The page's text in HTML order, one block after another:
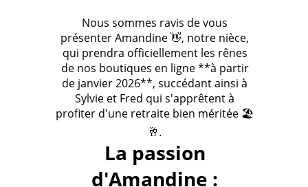
Nous sommes ravis de vous
présenter Amandine 👋, notre nièce,
qui prendra officiellement les rênes
de nos boutiques en ligne **à partir
de janvier 2026**, succédant ainsi à
Sylvie et Fred qui s'apprêtent à
profiter d'une retraite bien méritée 🏖️
🥂.
La passion
d'Amandine :